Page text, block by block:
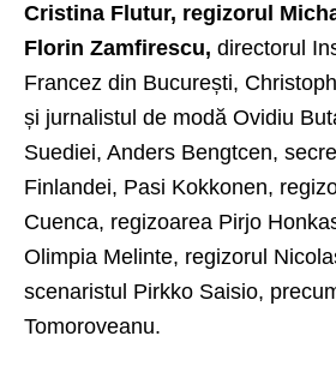
Cristina Flutur, regizorul
Florin Zamfirescu, directorul
Francez din București,
și jurnalistul de modă Ovidiu
Suediei, Anders Bengtcen,
Finlandei, Pasi Kokkonen,
Cuenca, regizoarea Pirjo
Olimpia Melinte, regizorul
scenaristul Pirkko Saisio,
Tomoroveanu.